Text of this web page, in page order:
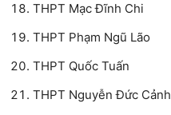
THPT Mạc Đĩnh Chi
THPT Phạm Ngũ Lão
THPT Quốc Tuấn
THPT Nguyễn Đức Cảnh